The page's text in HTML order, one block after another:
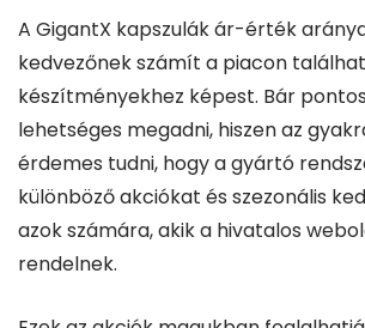
A GigantX kapszulák ár-érték
kedvezőnek számít a piacon
készítményekhez képest. Bár
lehetséges megadni, hiszen az
érdemes tudni, hogy a gyártó
különböző akciókat és szezonális
azok számára, akik a hivatalos
rendelnek.